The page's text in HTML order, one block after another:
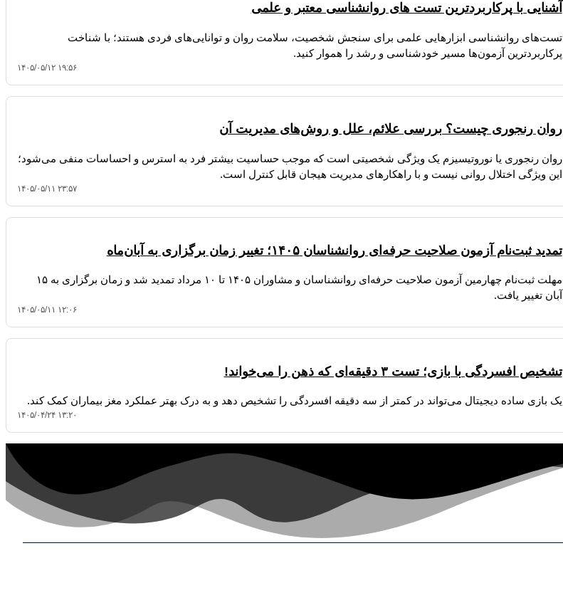
آشنایی با پرکاربردترین تست های روانشناسی معتبر و علمی
تست‌های روانشناسی ابزارهایی علمی برای سنجش شخصیت، سلامت روان و توانایی‌های فردی هستند؛ با شناخت
پرکاربردترین آزمون‌ها مسیر خودشناسی و رشد را هموار کنید.
۱۴۰۵/۰۵/۱۲ ۱۹:۵۶
روان رنجوری چیست؟ بررسی علائم، علل و روش‌های مدیریت آن
روان رنجوری یا نوروتیسیزم یک ویژگی شخصیتی است که موجب حساسیت بیشتر فرد به استرس و احساسات منفی می‌شود؛
این ویژگی اختلال روانی نیست و با راهکارهای مدیریت هیجان قابل کنترل است.
۱۴۰۵/۰۵/۱۱ ۲۳:۵۷
تمدید ثبت‌نام آزمون صلاحیت حرفه‌ای روانشناسان ۱۴۰۵؛ تغییر زمان برگزاری به آبان‌ماه
مهلت ثبت‌نام چهارمین آزمون صلاحیت حرفه‌ای روانشناسان و مشاوران ۱۴۰۵ تا ۱۰ مرداد تمدید شد و زمان برگزاری به ۱۵
آبان تغییر یافت.
۱۴۰۵/۰۵/۱۱ ۱۲:۰۶
تشخیص افسردگی با بازی؛ تست ۳ دقیقه‌ای که ذهن را می‌خواند!
یک بازی ساده دیجیتال می‌تواند در کمتر از سه دقیقه افسردگی را تشخیص دهد و به درک بهتر عملکرد مغز بیماران کمک کند.
۱۴۰۵/۰۴/۲۴ ۱۳:۲۰